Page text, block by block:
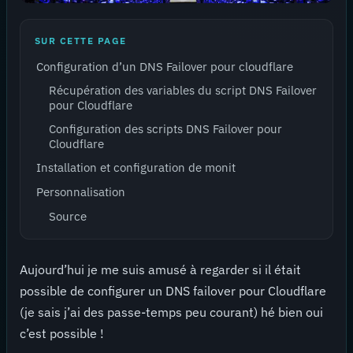
SUR CETTE PAGE
Configuration d’un DNS Failover pour cloudflare
Récupération des variables du script DNS Failover
pour Cloudflare
Configuration des scripts DNS Failover pour
Cloudflare
Installation et configuration de monit
Personnalisation
Source
Aujourd’hui je me suis amusé à regarder si il était
possible de configurer un DNS failover pour Cloudflare
(je sais j’ai des passe-temps peu courant) hé bien oui
c’est possible !